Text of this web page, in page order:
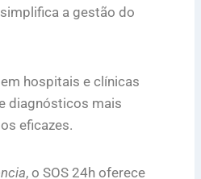
a gestão do
hospitais e clínicas
diagnósticos mais
eficazes.
, o SOS 24h oferece